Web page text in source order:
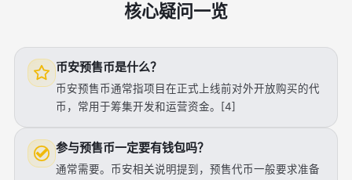
核心疑问一览
币安预售币是什么？
币安预售币通常指项目在正式上线前对外开放购买的代
币，常用于筹集开发和运营资金。[4]
参与预售币一定要有钱包吗？
通常需要。币安相关说明提到，预售代币一般要求准备